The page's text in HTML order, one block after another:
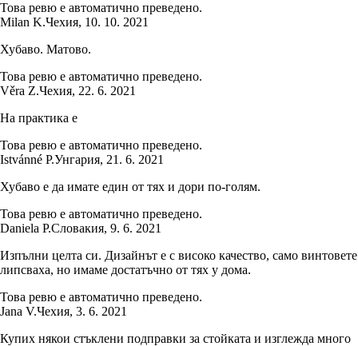
Това ревю е автоматично преведено.
Milan K.Чехия, 10. 10. 2021
Хубаво. Матово.
Това ревю е автоматично преведено.
Věra Z.Чехия, 22. 6. 2021
На практика е
Това ревю е автоматично преведено.
Istvánné P.Унгария, 21. 6. 2021
Хубаво е да имате един от тях и дори по-голям.
Това ревю е автоматично преведено.
Daniela P.Словакия, 9. 6. 2021
Изпълни целта си. Дизайнът е с високо качество, само винтовете
липсваха, но имаме достатъчно от тях у дома.
Това ревю е автоматично преведено.
Jana V.Чехия, 3. 6. 2021
Купих някои стъклени подправки за стойката и изглежда много